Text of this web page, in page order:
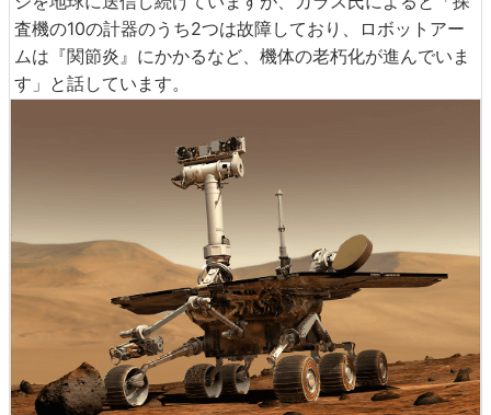
査機の10の計器のうち2つは故障しており、ロボットアー
ムは『関節炎』にかかるなど、機体の老朽化が進んでいま
す」と話しています。